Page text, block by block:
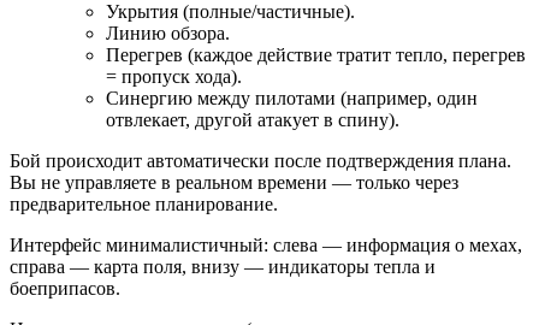
Укрытия (полные/частичные).
Линию обзора.
Перегрев (каждое действие тратит тепло, перегрев
= пропуск хода).
Синергию между пилотами (например, один
отвлекает, другой атакует в спину).
Бой происходит автоматически после подтверждения плана.
Вы не управляете в реальном времени — только через
предварительное планирование.
Интерфейс минималистичный: слева — информация о мехах,
справа — карта поля, внизу — индикаторы тепла и
боеприпасов.